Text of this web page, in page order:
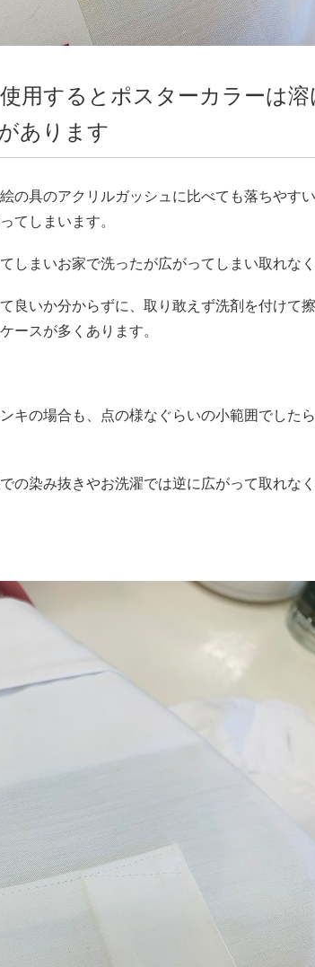
用するとポスターカラーは
あります
の具のアクリルガッシュに比べても落ちやす
てしまいます。
しまいお家で洗ったが広がってしまい取れな
良いか分からずに、取り敢えず洗剤を付けて
ースが多くあります。
キの場合も、点の様なぐらいの小範囲でした
の染み抜きやお洗濯では逆に広がって取れな